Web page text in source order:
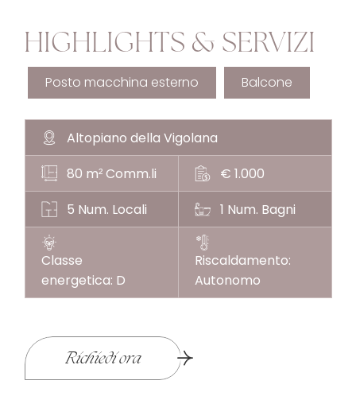
HIGHLIGHTS & SERVIZI
Posto macchina esterno Balcone
Altopiano della Vigolana
80 m²Comm.li
€ 1.000
5 Num. Locali
1 Num. Bagni
Classe
energetica: D
Riscaldamento:
Autonomo
Richiedi ora